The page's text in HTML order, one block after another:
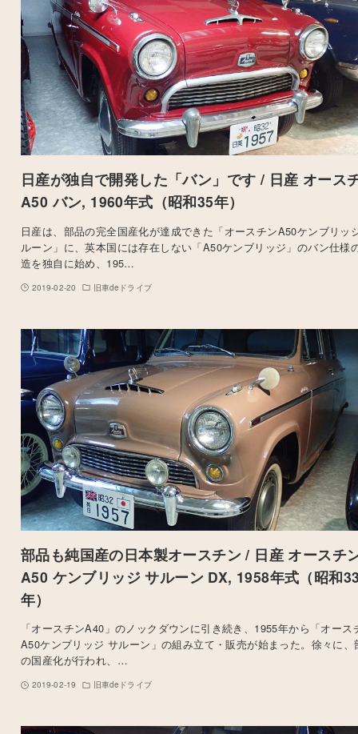
日産が独自で開発した「バン」です / 日産 オース
A50 バン, 1960年式（昭和35年）
日産は、部品の完全国産化が達成できた「オースチンA50ケンブリッ
ルーン」に、英本国には存在しない「A50ケンブリッジ」のバン仕様
造を独自に始め、195…
2019-02-20 旧車deドライブ
部品も純国産の日本製オースチン / 日産 オースチ
A50 ケンブリッジ サルーン DX, 1958年式（昭和
年）
「オースチンA40」のノックダウンに引き続き、1955年から「オース
A50ケンブリッジ サルーン」の組み立て・販売が始まった。徐々に、
の国産化が行われ、…
2019-02-19 旧車deドライブ